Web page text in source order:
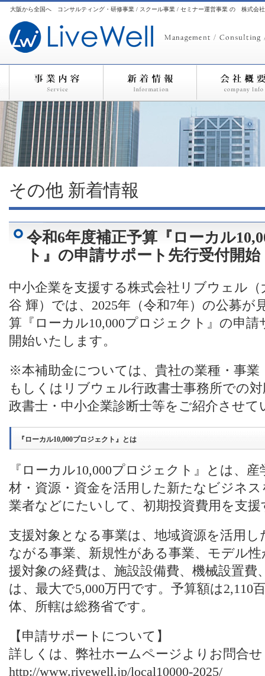
大阪から全国へ コンサルティング・研修事業 / スクール事業 / セミナー運営事業 の 株式会
その他 新着情報
令和6年度補正予算『ローカル
ト』の申請サポート先行受付開始
中小企業を支援する株式会社リブウェル
谷 輝）では、2025年（令和7年）の公募が
算『ローカル10,000プロジェクト』の申
開始いたします。
※本補助金については、貴社の業種・事業
もしくはリブウェル行政書士事務所での
政書士・中小企業診断士等をご紹介させ
『ローカル10,000プロジェクト』とは
『ローカル10,000プロジェクト』とは、
材・資源・資金を活用した新たなビジネ
業者などにたいして、初期投資費用を支
支援対象となる事業は、地域資源を活用
ながる事業、新規性がある事業、モデル
援対象の経費は、施設設備費、機械設置費
は、最大で5,000万円です。予算額は2,110
体、所轄は総務省です。
【申請サポートについて】
詳しくは、 弊社ホームページよりお問合
http://www.rivewell.jp/local10000-2025/